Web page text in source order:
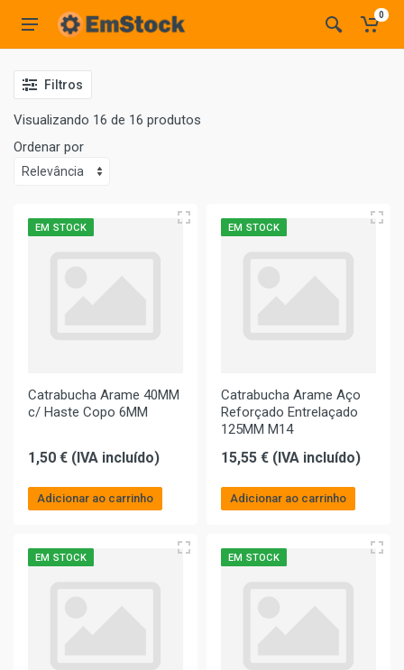
0
Filtros
Visualizando 16 de 16 produtos
Ordenar por
EM STOCK
Catrabucha Arame 40MM
c/ Haste Copo 6MM
1,50 € (IVA incluído)
Adicionar ao carrinho
EM STOCK
Catrabucha Arame Aço
Reforçado Entrelaçado
125MM M14
15,55 € (IVA incluído)
Adicionar ao carrinho
EM STOCK EM STOCK